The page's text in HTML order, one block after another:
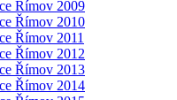
Římov 2009
Římov 2010
Římov 2011
Římov 2012
Římov 2013
Římov 2014